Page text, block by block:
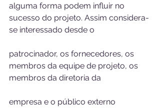
alguma forma podem influir no
sucesso do projeto. Assim considera-
se interessado desde o
patrocinador, os fornecedores, os
membros da equipe de projeto, os
membros da diretoria da
empresa e o público externo